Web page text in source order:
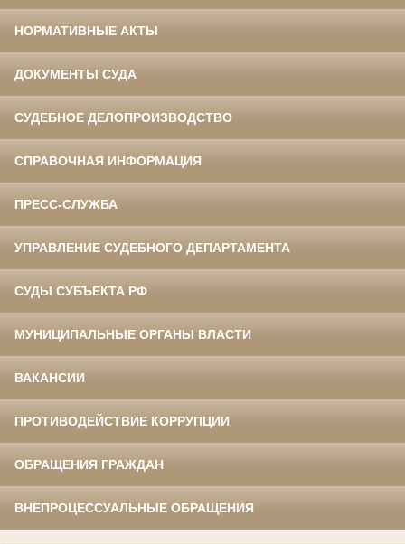
НОРМАТИВНЫЕ АКТЫ
ДОКУМЕНТЫ СУДА
СУДЕБНОЕ ДЕЛОПРОИЗВОДСТВО
СПРАВОЧНАЯ ИНФОРМАЦИЯ
ПРЕСС-СЛУЖБА
УПРАВЛЕНИЕ СУДЕБНОГО ДЕПАРТАМЕНТА
СУДЫ СУБЪЕКТА РФ
МУНИЦИПАЛЬНЫЕ ОРГАНЫ ВЛАСТИ
ВАКАНСИИ
ПРОТИВОДЕЙСТВИЕ КОРРУПЦИИ
ОБРАЩЕНИЯ ГРАЖДАН
ВНЕПРОЦЕССУАЛЬНЫЕ ОБРАЩЕНИЯ